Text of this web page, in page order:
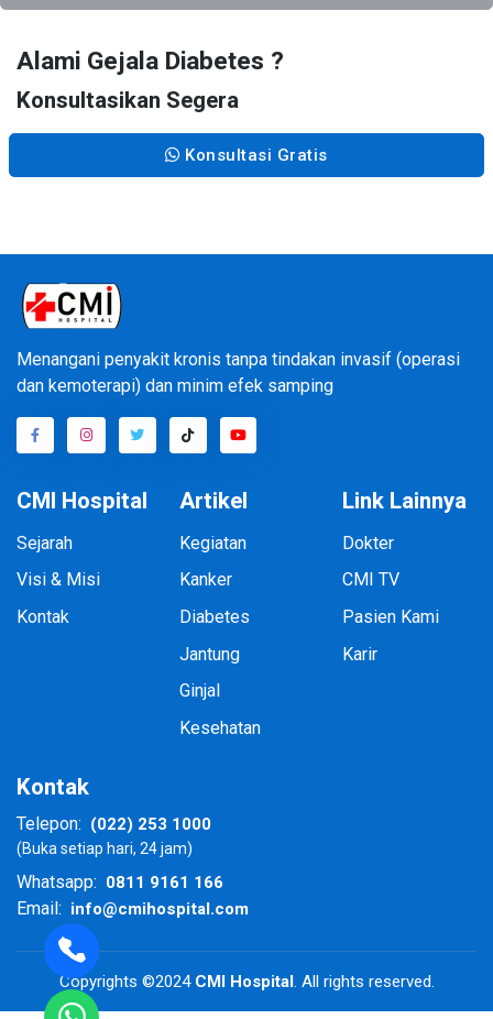
Alami Gejala Diabetes ?
Konsultasikan Segera
Konsultasi Gratis
Menangani penyakit kronis tanpa tindakan invasif (operasi
dan kemoterapi) dan minim efek samping
CMI Hospital
Sejarah
Visi & Misi
Kontak
Artikel
Kegiatan
Kanker
Diabetes
Jantung
Ginjal
Kesehatan
Link Lainnya
Dokter
CMI TV
Pasien Kami
Karir
Kontak
Telepon: (022) 253 1000
(Buka setiap hari, 24 jam)
Whatsapp: 0811 9161 166
Email: info@cmihospital.com
Copyrights ©2024CMI Hospital. All rights reserved.